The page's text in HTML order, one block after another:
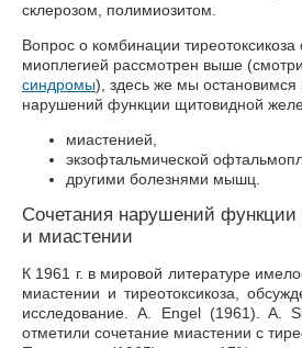
склерозом, полимиозитом.
Вопрос о комбинации тиреотоксикоза
миоплегией рассмотрен выше
синдромы), здесь же мы
нарушений функции щитовидной
миастенией,
экзофтальмической
другими болезнями мышц.
Сочетания нарушений
и миастении
К 1961 г. в мировой литературе
миастении и тиреотоксикоза,
исследование. A. Engel (1961). A.
отметили сочетание миастении с